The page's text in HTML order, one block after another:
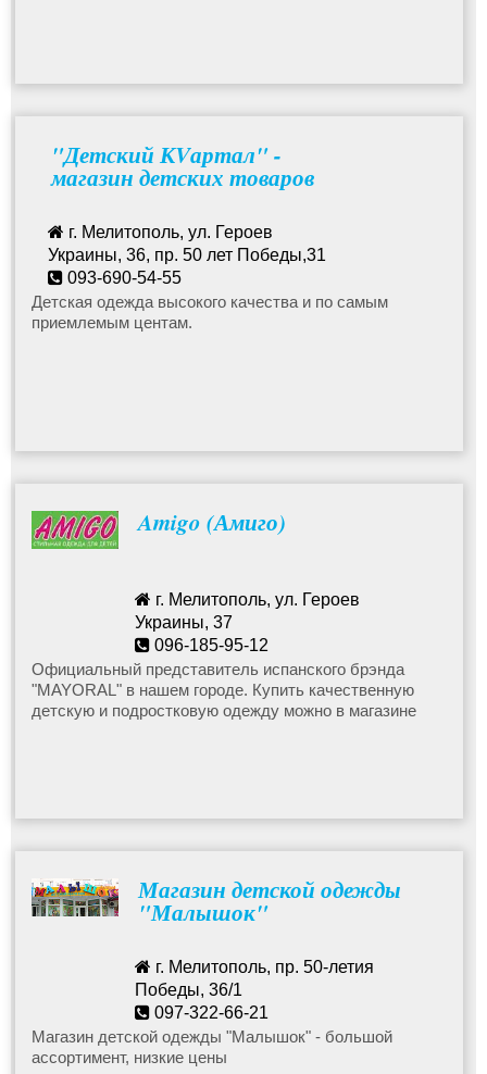
"Детский КVартал" -
магазин детских товаров
г. Мелитополь, ул. Героев
Украины, 36, пр. 50 лет Победы,31
093-690-54-55
avetysyans@ukr.net
Детская одежда высокого качества и по самым
приемлемым центам.
Amigo (Амиго)
г. Мелитополь, ул. Героев
Украины, 37
096-185-95-12
Официальный представитель испанского брэнда
"MAYORAL" в нашем городе. Купить качественную
детскую и подростковую одежду можно в магазине
Магазин детской одежды
"Малышок"
г. Мелитополь, пр. 50-летия
Победы, 36/1
097-322-66-21
solniwko-90@mail.ru
Магазин детской одежды "Малышок" - большой
ассортимент, низкие цены